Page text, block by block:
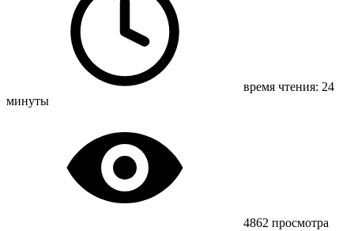
время чтения: 24
минуты
4862 просмотра